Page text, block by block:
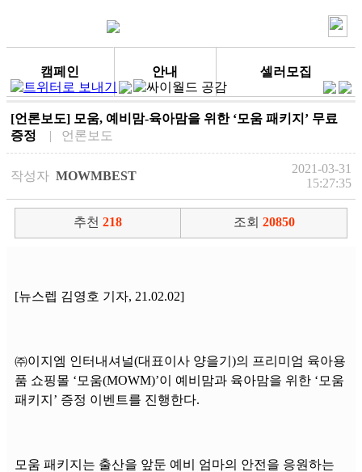
캠페인 안내 셀러모집
[언론보도] 모움, 예비맘-육아맘을 위한 ‘모움 패키지’ 무료
증정
| 언론보도
작성자 MOWMBEST
2021-03-31
15:27:35
추천 218 조회 20850
[뉴스렙 김영호 기자, 21.02.02]
㈜이지엠 인터내셔널(대표이사 양을기)의 프리미엄 육아용
품 쇼핑몰 ‘모움(MOWM)’이 예비맘과 육아맘을 위한 ‘모움
패키지’ 증정 이벤트를 진행한다.
모움 패키지는 출산을 앞둔 예비 엄마의 안전을 응원하는